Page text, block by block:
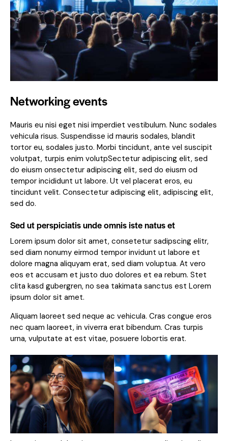
Networking events
Mauris eu nisi eget nisi imperdiet vestibulum. Nunc sodales
vehicula risus. Suspendisse id mauris sodales, blandit
tortor eu, sodales justo. Morbi tincidunt, ante vel suscipit
volutpat, turpis enim volutpSectetur adipiscing elit, sed
do eiusm onsectetur adipiscing elit, sed do eiusm od
tempor incididunt ut labore. Ut vel placerat eros, eu
tincidunt velit. Consectetur adipiscing elit, adipiscing elit,
sed do.
Sed ut perspiciatis unde omnis iste natus et
Lorem ipsum dolor sit amet, consetetur sadipscing elitr,
sed diam nonumy eirmod tempor invidunt ut labore et
dolore magna aliquyam erat, sed diam voluptua. At vero
eos et accusam et justo duo dolores et ea rebum. Stet
clita kasd gubergren, no sea takimata sanctus est Lorem
ipsum dolor sit amet.
Aliquam laoreet sed neque ac vehicula. Cras congue eros
nec quam laoreet, in viverra erat bibendum. Cras turpis
urna, vulputate at est vitae, posuere lobortis erat.